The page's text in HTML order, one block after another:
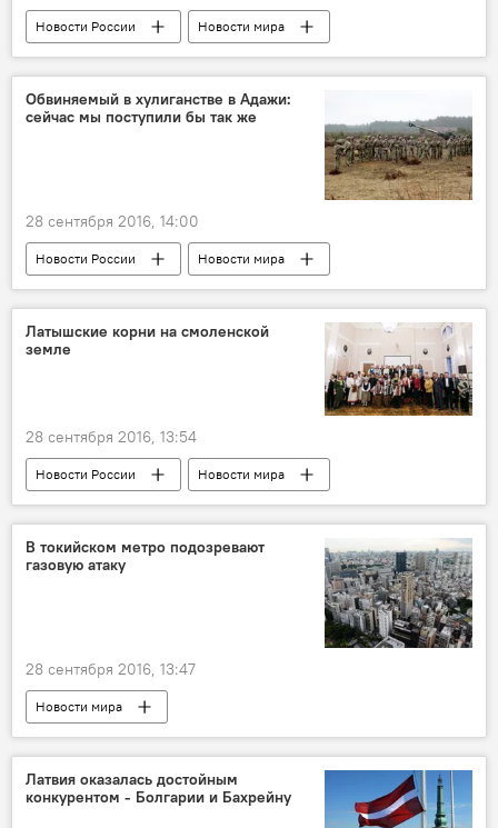
Новости России Новости мира
Обвиняемый в хулиганстве в Адажи:
сейчас мы поступили бы так же
28 сентября 2016, 14:00
Новости России
Новости мира
Новости Латвии
Латышские корни на смоленской
земле
28 сентября 2016, 13:54
Новости России
Новости мира
Столетний юбилей: судьбы латышей Смоленщины
В токийском метро подозревают
газовую атаку
28 сентября 2016, 13:47
Новости мира
Латвия оказалась достойным
конкурентом - Болгарии и Бахрейну